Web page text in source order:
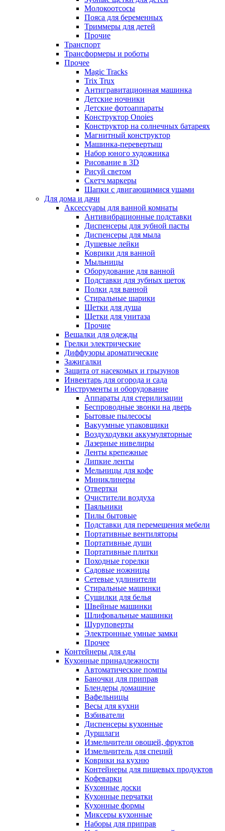
Молокоотсосы
Пояса для беременных
Триммеры для детей
Прочие
Транспорт
Трансформеры и роботы
Прочее
Magic Tracks
Trix Trux
Антигравитационная машинка
Детские ночники
Детские фотоаппараты
Конструктор Onoies
Конструктор на солнечных батареях
Магнитный конструктор
Машинка-перевертыш
Набор юного художника
Рисование в 3D
Рисуй светом
Скетч маркеры
Шапки с двигающимися ушами
Для дома и дачи
Аксессуары для ванной комнаты
Антивибрационные подставки
Диспенсеры для зубной пасты
Диспенсеры для мыла
Душевые лейки
Коврики для ванной
Мыльницы
Оборудование для ванной
Подставки для зубных щеток
Полки для ванной
Стиральные шарики
Щетки для душа
Щетки для унитаза
Прочие
Вешалки для одежды
Грелки электрические
Диффузоры ароматические
Зажигалки
Защита от насекомых и грызунов
Инвентарь для огорода и сада
Инструменты и оборудование
Аппараты для стерилизации
Беспроводные звонки на дверь
Бытовые пылесосы
Вакуумные упаковщики
Воздуходувки аккумуляторные
Лазерные нивелиры
Ленты крепежные
Липкие ленты
Мельницы для кофе
Миниклинеры
Отвертки
Очистители воздуха
Паяльники
Пилы бытовые
Подставки для перемещения мебели
Портативные вентиляторы
Портативные души
Портативные плитки
Походные горелки
Садовые ножницы
Сетевые удлинители
Стиральные машинки
Сушилки для белья
Швейные машинки
Шлифовальные машинки
Шуруповерты
Электронные умные замки
Прочее
Контейнеры для еды
Кухонные принадлежности
Автоматические помпы
Баночки для приправ
Блендеры домашние
Вафельницы
Весы для кухни
Взбиватели
Диспенсеры кухонные
Дуршлаги
Измельчители овощей, фруктов
Измельчитель для специй
Коврики на кухню
Контейнеры для пищевых продуктов
Кофеварки
Кухонные доски
Кухонные перчатки
Кухонные формы
Миксеры кухонные
Наборы для приправ